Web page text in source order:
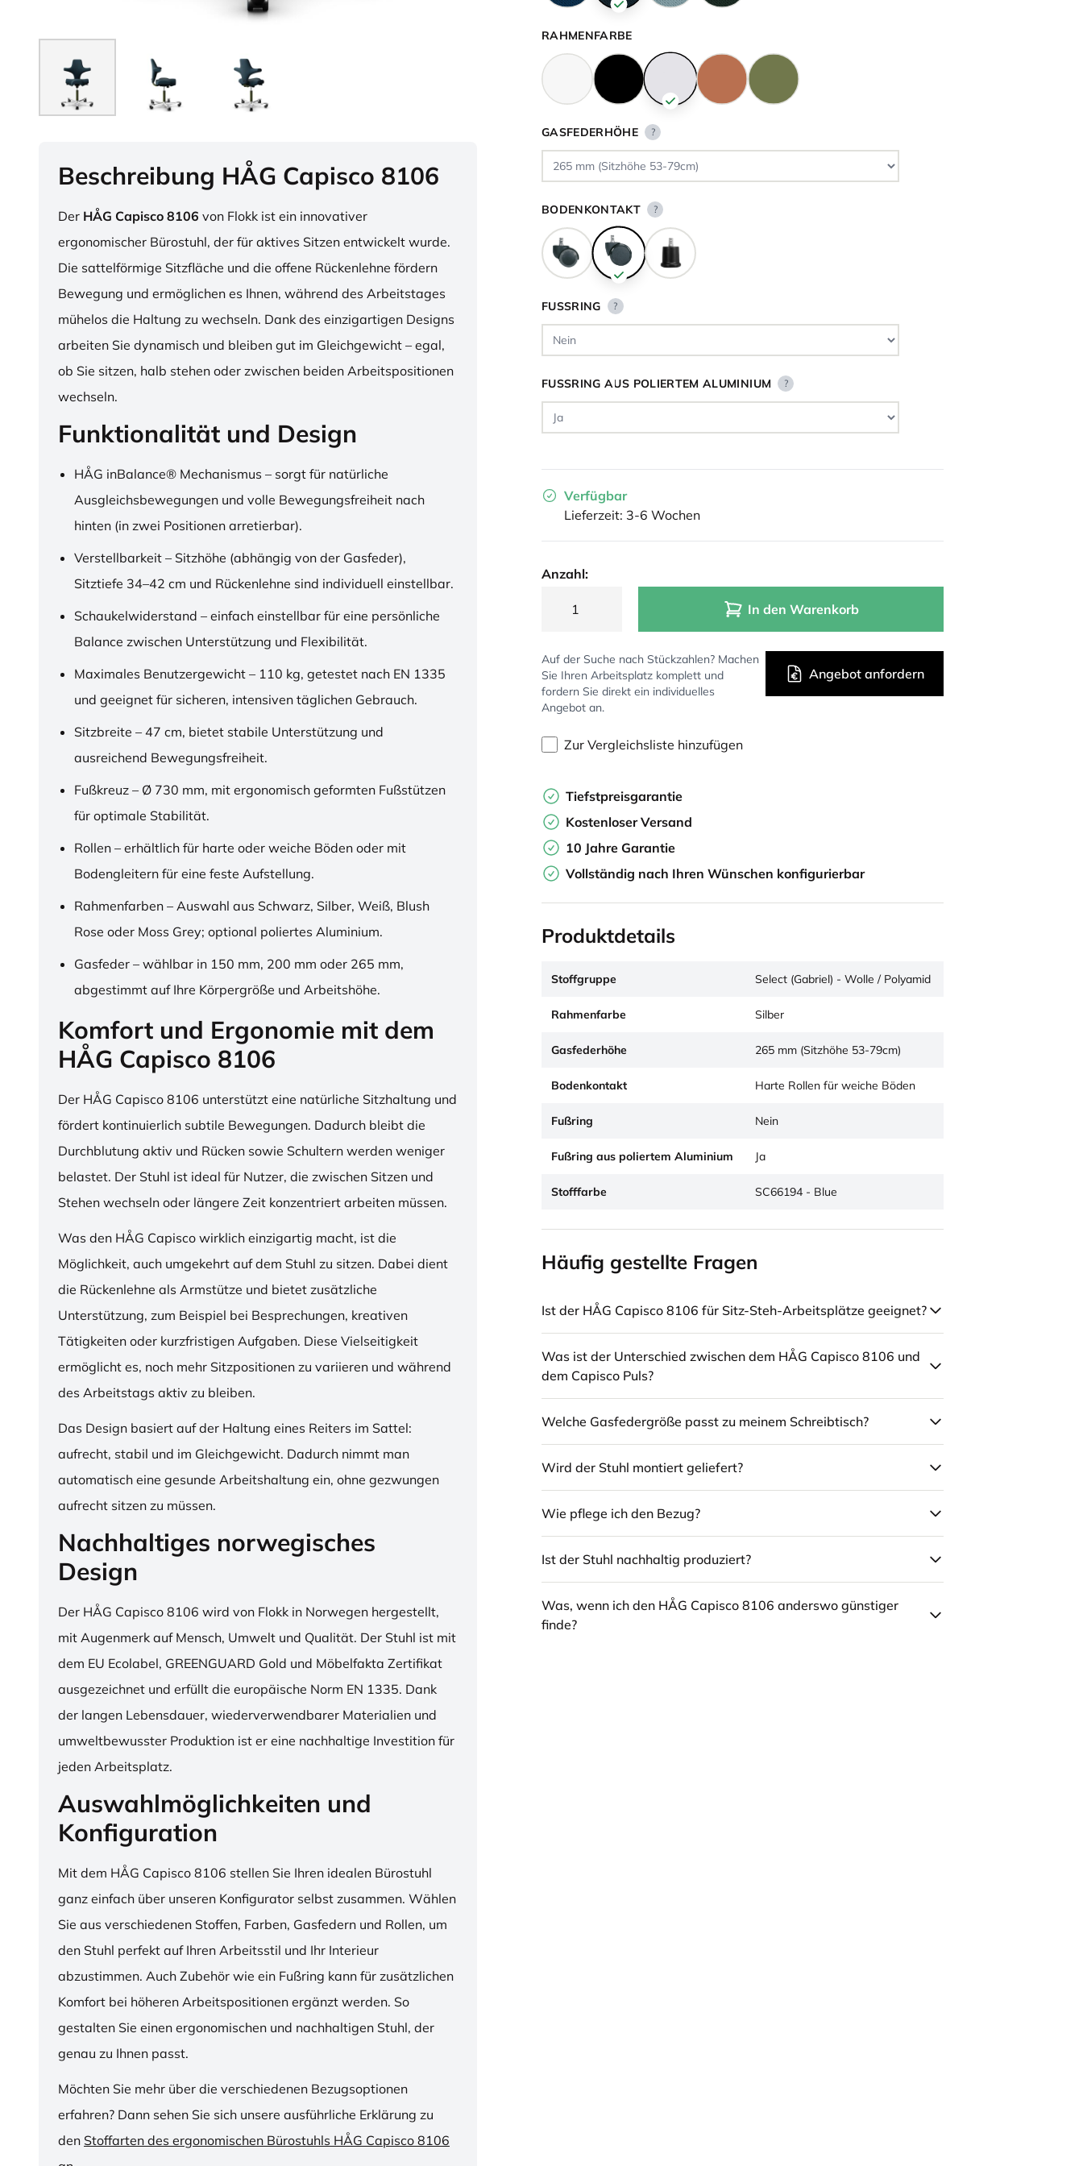
Beschreibung HÅG Capisco 8106
Der HÅG Capisco 8106 von Flokk ist ein innovativer
ergonomischer Bürostuhl, der für aktives Sitzen entwickelt wurde.
Die sattelförmige Sitzfläche und die offene Rückenlehne fördern
Bewegung und ermöglichen es Ihnen, während des Arbeitstages
mühelos die Haltung zu wechseln. Dank des einzigartigen Designs
arbeiten Sie dynamisch und bleiben gut im Gleichgewicht – egal,
ob Sie sitzen, halb stehen oder zwischen beiden Arbeitspositionen
wechseln.
Funktionalität und Design
HÅG inBalance® Mechanismus – sorgt für natürliche
Ausgleichsbewegungen und volle Bewegungsfreiheit nach
hinten (in zwei Positionen arretierbar).
Verstellbarkeit – Sitzhöhe (abhängig von der Gasfeder),
Sitztiefe 34–42 cm und Rückenlehne sind individuell einstellbar.
Schaukelwiderstand – einfach einstellbar für eine persönliche
Balance zwischen Unterstützung und Flexibilität.
Maximales Benutzergewicht – 110 kg, getestet nach EN 1335
und geeignet für sicheren, intensiven täglichen Gebrauch.
Sitzbreite – 47 cm, bietet stabile Unterstützung und
ausreichend Bewegungsfreiheit.
Fußkreuz – Ø 730 mm, mit ergonomisch geformten Fußstützen
für optimale Stabilität.
Rollen – erhältlich für harte oder weiche Böden oder mit
Bodengleitern für eine feste Aufstellung.
Rahmenfarben – Auswahl aus Schwarz, Silber, Weiß, Blush
Rose oder Moss Grey; optional poliertes Aluminium.
Gasfeder – wählbar in 150 mm, 200 mm oder 265 mm,
abgestimmt auf Ihre Körpergröße und Arbeitshöhe.
Komfort und Ergonomie mit dem
HÅG Capisco 8106
Der HÅG Capisco 8106 unterstützt eine natürliche Sitzhaltung und
fördert kontinuierlich subtile Bewegungen. Dadurch bleibt die
Durchblutung aktiv und Rücken sowie Schultern werden weniger
belastet. Der Stuhl ist ideal für Nutzer, die zwischen Sitzen und
Stehen wechseln oder längere Zeit konzentriert arbeiten müssen.
Was den HÅG Capisco wirklich einzigartig macht, ist die
Möglichkeit, auch umgekehrt auf dem Stuhl zu sitzen. Dabei dient
die Rückenlehne als Armstütze und bietet zusätzliche
Unterstützung, zum Beispiel bei Besprechungen, kreativen
Tätigkeiten oder kurzfristigen Aufgaben. Diese Vielseitigkeit
ermöglicht es, noch mehr Sitzpositionen zu variieren und während
des Arbeitstags aktiv zu bleiben.
Das Design basiert auf der Haltung eines Reiters im Sattel:
aufrecht, stabil und im Gleichgewicht. Dadurch nimmt man
automatisch eine gesunde Arbeitshaltung ein, ohne gezwungen
aufrecht sitzen zu müssen.
Nachhaltiges norwegisches
Design
Der HÅG Capisco 8106 wird von Flokk in Norwegen hergestellt,
mit Augenmerk auf Mensch, Umwelt und Qualität. Der Stuhl ist mit
dem EU Ecolabel, GREENGUARD Gold und Möbelfakta Zertifikat
ausgezeichnet und erfüllt die europäische Norm EN 1335. Dank
der langen Lebensdauer, wiederverwendbarer Materialien und
umweltbewusster Produktion ist er eine nachhaltige Investition für
jeden Arbeitsplatz.
Auswahlmöglichkeiten und
Konfiguration
Mit dem HÅG Capisco 8106 stellen Sie Ihren idealen Bürostuhl
ganz einfach über unseren Konfigurator selbst zusammen. Wählen
Sie aus verschiedenen Stoffen, Farben, Gasfedern und Rollen, um
den Stuhl perfekt auf Ihren Arbeitsstil und Ihr Interieur
abzustimmen. Auch Zubehör wie ein Fußring kann für zusätzlichen
Komfort bei höheren Arbeitspositionen ergänzt werden. So
gestalten Sie einen ergonomischen und nachhaltigen Stuhl, der
genau zu Ihnen passt.
Möchten Sie mehr über die verschiedenen Bezugsoptionen
erfahren? Dann sehen Sie sich unsere ausführliche Erklärung zu
den Stoffarten des ergonomischen Bürostuhls HÅG Capisco 8106
RAHMENFARBE
GASFEDERHÖHE ?
BODENKONTAKT ?
FUSSRING ?
FUSSRING AUS POLIERTEM ALUMINIUM ?
Verfügbar
Lieferzeit: 3-6 Wochen
Anzahl:
In den Warenkorb
Auf der Suche nach Stückzahlen? Machen
Sie Ihren Arbeitsplatz komplett und
fordern Sie direkt ein individuelles
Angebot an.
Angebot anfordern
Zur Vergleichsliste hinzufügen
Tiefstpreisgarantie
Kostenloser Versand
10 Jahre Garantie
Vollständig nach Ihren Wünschen konfigurierbar
Produktdetails
Stoffgruppe Select (Gabriel) - Wolle / Polyamid
Rahmenfarbe Silber
Gasfederhöhe 265 mm (Sitzhöhe 53-79cm)
Bodenkontakt Harte Rollen für weiche Böden
Fußring Nein
Fußring aus poliertem Aluminium Ja
Stofffarbe SC66194 - Blue
Häufig gestellte Fragen
Ist der HÅG Capisco 8106 für Sitz-Steh-Arbeitsplätze geeignet?
Was ist der Unterschied zwischen dem HÅG Capisco 8106 und
dem Capisco Puls?
Welche Gasfedergröße passt zu meinem Schreibtisch?
Wird der Stuhl montiert geliefert?
Wie pflege ich den Bezug?
Ist der Stuhl nachhaltig produziert?
Was, wenn ich den HÅG Capisco 8106 anderswo günstiger
finde?